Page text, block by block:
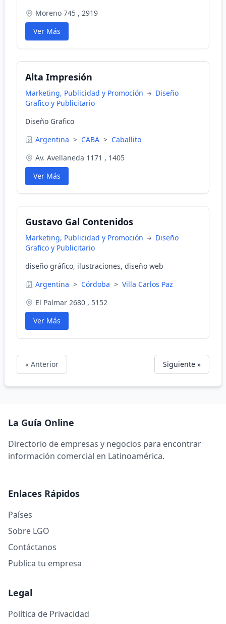
Moreno 745 , 2919
Ver Más
Alta Impresión
Marketing, Publicidad y Promoción
Diseño
Grafico y Publicitario
Diseño Grafico
Argentina > CABA > Caballito
Av. Avellaneda 1171 , 1405
Ver Más
Gustavo Gal Contenidos
Marketing, Publicidad y Promoción
Diseño
Grafico y Publicitario
diseño gráfico, ilustraciones, diseño web
Argentina > Córdoba > Villa Carlos Paz
El Palmar 2680 , 5152
Ver Más
« Anterior Siguiente »
La Guía Online
Directorio de empresas y negocios para encontrar
información comercial en Latinoamérica.
Enlaces Rápidos
Países
Sobre LGO
Contáctanos
Publica tu empresa
Legal
Política de Privacidad